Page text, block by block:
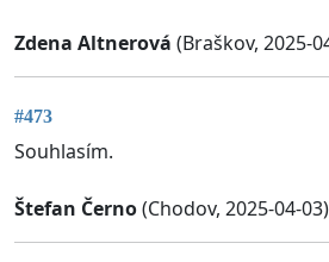
Zdena Altnerová (Braškov, 2025-
#473
Souhlasím.
Štefan Černo(Chodov, 2025-04-03)